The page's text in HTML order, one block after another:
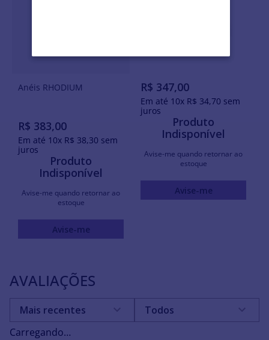
Anéis RHODIUM
R$ 383,00
Em até 10x R$ 38,30 sem
juros
Produto
Indisponível
Avise-me quando retornar ao
estoque
Avise-me
R$ 347,00
Em até 10x R$ 34,70 sem
juros
Produto
Indisponível
Avise-me quando retornar ao
estoque
Avise-me
AVALIAÇÕES
Carregando…
Mais recentes Todos